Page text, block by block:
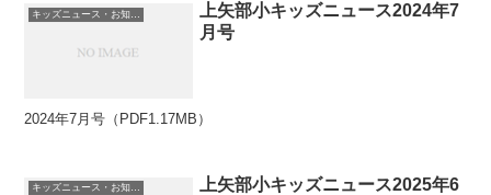
上矢部小キッズニュース2024年7
月号
2024年7月号（PDF1.17MB）
キッズニュース・お知らせ
上矢部小キッズニュース2025年6